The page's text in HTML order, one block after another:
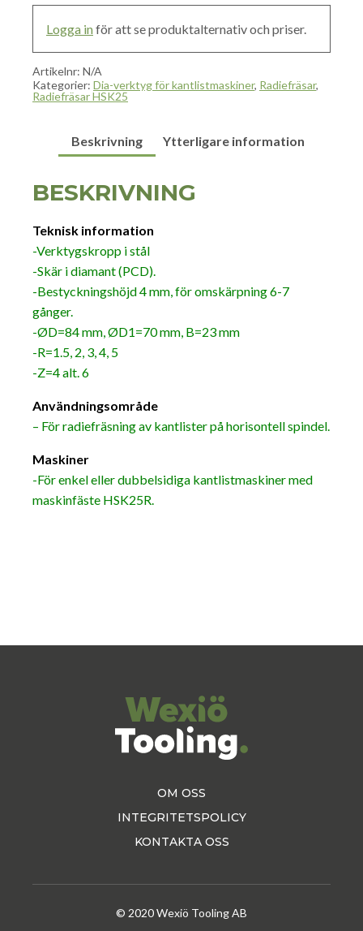
Logga inför att se produktalternativ och priser.
Artikelnr: N/A
Kategorier: Dia-verktyg för kantlistmaskiner, Radiefräsar,
Radiefräsar HSK25
Beskrivning Ytterligare information
BESKRIVNING
Teknisk information
-Verktygskropp i stål
-Skär i diamant (PCD).
-Bestyckningshöjd 4 mm, för omskärpning 6-7
gånger.
-ØD=84 mm, ØD1=70 mm, B=23 mm
-R=1.5, 2, 3, 4, 5
-Z=4 alt. 6
Användningsområde
– För radiefräsning av kantlister på horisontell spindel.
Maskiner
-För enkel eller dubbelsidiga kantlistmaskiner med
maskinfäste HSK25R.
OM OSS
INTEGRITETSPOLICY
KONTAKTA OSS
© 2020 Wexiö Tooling AB